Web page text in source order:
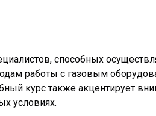
способных
работы с газовым
курс также акцентирует
условиях.